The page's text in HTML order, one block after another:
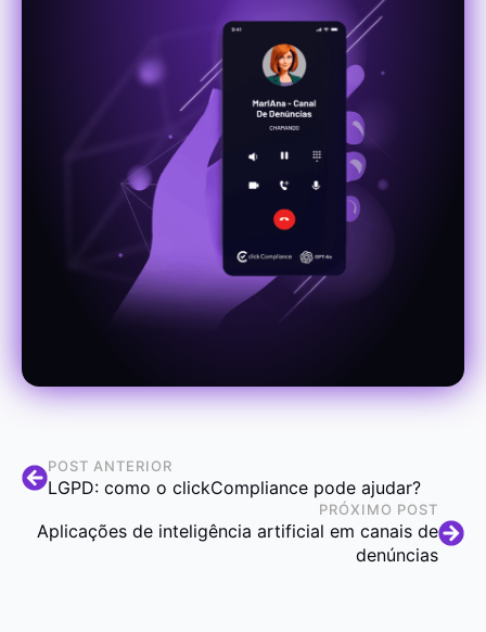
POST ANTERIOR
LGPD: como o clickCompliance pode ajudar?
PRÓXIMO POST
Aplicações de inteligência artificial em canais de
denúncias